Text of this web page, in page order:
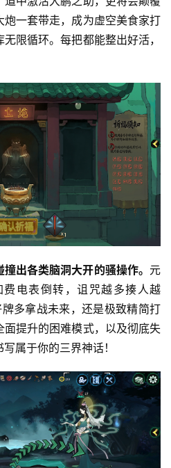
一套带走，成为虚空美食家打
限循环。每把都能整出好活，
出各类脑洞大开的骚操作。 元
电表倒转，诅咒越多揍人越
多拿战未来，还是极致精简打
提升的困难模式，以及彻底失
属于你的三界神话！